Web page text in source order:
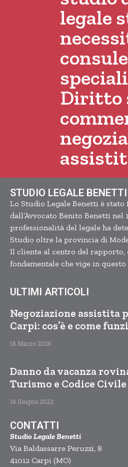
legale
Diritto
STUDIO LEGALE BENETTI
Lo Studio Legale Benetti è stato
dall’Avvocato Benito Benetti nel
professionalità del legale ha
Studio oltre la provincia di
Il cliente al centro del rapporto,
fondamentale che vige in
ULTIMI ARTICOLI
Negoziazione assistita
Carpi: cos’è e come
18 Marzo 2026
Danno da vacanza
Turismo e Codice Civile
18 Giugno 2022
CONTATTI
Studio Legale Benetti
Via Baldassarre Peruzzi, 8
41012 Carpi (MO)